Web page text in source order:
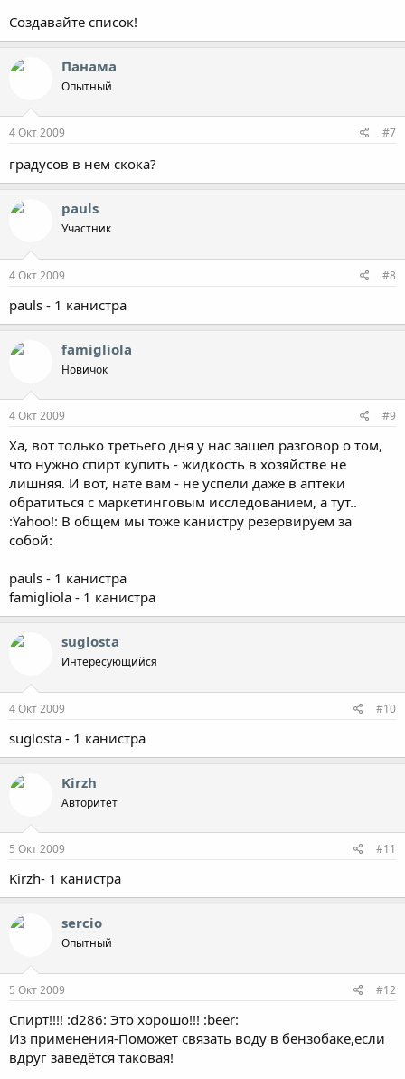
Создавайте список!
Панама
Опытный
4 Окт 2009 #7
градусов в нем скока?
pauls
Участник
4 Окт 2009 #8
pauls - 1 канистра
famigliola
Новичок
4 Окт 2009 #9
Ха, вот только третьего дня у нас зашел разговор о том,
что нужно спирт купить - жидкость в хозяйстве не
лишняя. И вот, нате вам - не успели даже в аптеки
обратиться с маркетинговым исследованием, а тут..
:Yahoo!: В общем мы тоже канистру резервируем за
собой:
pauls - 1 канистра
famigliola - 1 канистра
suglosta
Интересующийся
4 Окт 2009 #10
suglosta - 1 канистра
Kirzh
Авторитет
5 Окт 2009 #11
Kirzh- 1 канистра
sercio
Опытный
5 Окт 2009 #12
Спирт!!!! :d286: Это хорошо!!! :beer:
Из применения-Поможет связать воду в бензобаке,если
вдруг заведётся таковая!